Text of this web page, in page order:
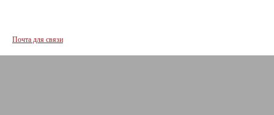
Почта для связи